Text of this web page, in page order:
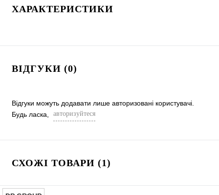
ХАРАКТЕРИСТИКИ
ВІДГУКИ (0)
Відгуки можуть додавати лише авторизовані користувачі.
Будь ласка,
авторизуйтеся
СХОЖІ ТОВАРИ (1)